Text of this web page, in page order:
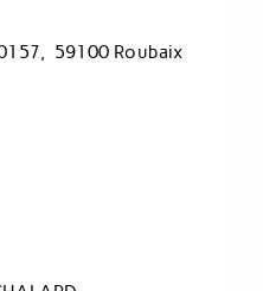
59100 Roubaix